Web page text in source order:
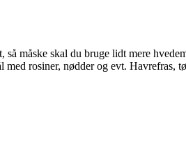
måske skal du bruge lidt mere
rosiner, nødder og evt.